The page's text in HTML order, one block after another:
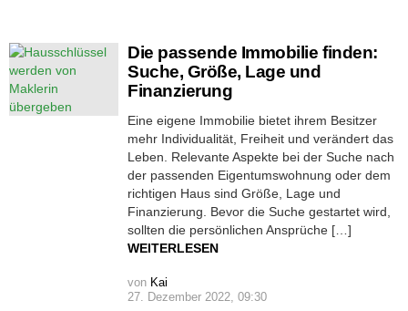
Die passende Immobilie finden:
Suche, Größe, Lage und
Finanzierung
Eine eigene Immobilie bietet ihrem Besitzer
mehr Individualität, Freiheit und verändert das
Leben. Relevante Aspekte bei der Suche nach
der passenden Eigentumswohnung oder dem
richtigen Haus sind Größe, Lage und
Finanzierung. Bevor die Suche gestartet wird,
sollten die persönlichen Ansprüche […]
WEITERLESEN
von Kai
27. Dezember 2022, 09:30